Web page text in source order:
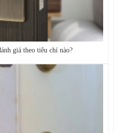
giá theo tiêu chí nào?